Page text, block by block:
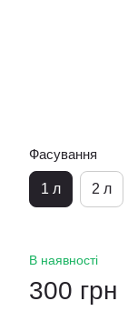
Фасування
1 л 2 л
В наявності
300 грн